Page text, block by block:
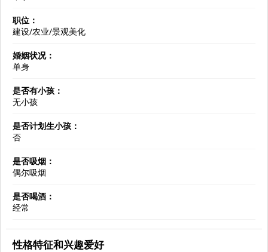
职位：
建设/农业/景观美化
婚姻状况：
单身
是否有小孩：
无小孩
是否计划生小孩：
否
是否吸烟：
偶尔吸烟
是否喝酒：
经常
性格特征和兴趣爱好